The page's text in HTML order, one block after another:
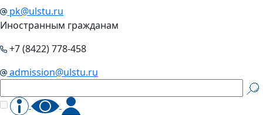
pk@ulstu.ru
Иностранным гражданам
+7 (8422) 778-458
admission@ulstu.ru